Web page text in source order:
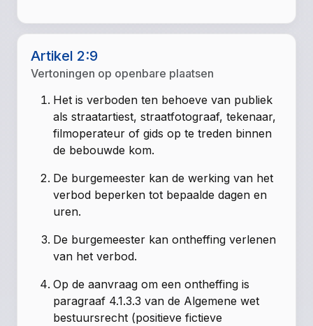
Artikel 2:9
Vertoningen op openbare plaatsen
Het is verboden ten behoeve van publiek
als straatartiest, straatfotograaf, tekenaar,
filmoperateur of gids op te treden binnen
de bebouwde kom.
De burgemeester kan de werking van het
verbod beperken tot bepaalde dagen en
uren.
De burgemeester kan ontheffing verlenen
van het verbod.
Op de aanvraag om een ontheffing is
paragraaf 4.1.3.3 van de Algemene wet
bestuursrecht (positieve fictieve